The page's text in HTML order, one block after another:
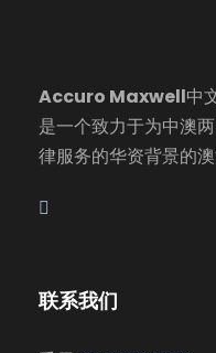
Accuro Maxwell中
是一个致力于为中澳
律服务的华资背景的澳
联系我们